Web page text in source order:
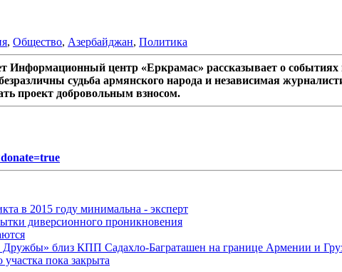
, Общество, Азербайджан, Политика
Информационный центр «Еркрамас» рассказывает о
судьба армянского народа и независимая
проект добровольным взносом.
в 2015 году минимальна - эксперт
диверсионного проникновения
Дружбы» близ КПП Садахло-Баграташен на границе Армении и
пока закрыта